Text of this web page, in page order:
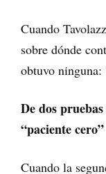
Cuando
sobre dónde
obtuvo
De dos
“paciente cero”
Cuando la